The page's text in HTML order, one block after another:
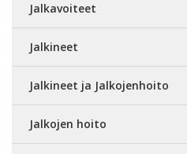
Jalkavoiteet
Jalkineet
Jalkineet ja Jalkojenhoito
Jalkojen hoito